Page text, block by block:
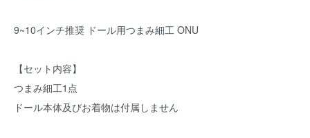
9~10インチ推奨 ドール用つまみ細工 ONU
【セット内容】
つまみ細工1点
ドール本体及びお着物は付属しません